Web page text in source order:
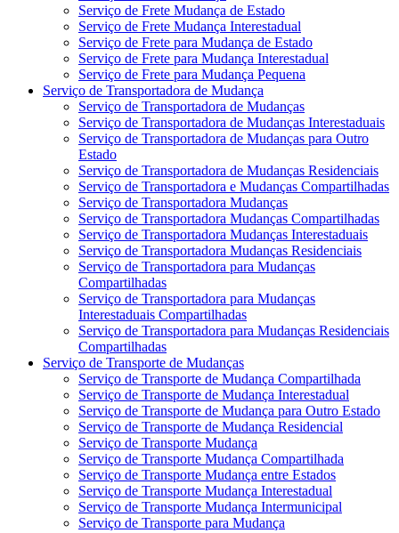
Serviço de Frete Mudança de Estado
Serviço de Frete Mudança Interestadual
Serviço de Frete para Mudança de Estado
Serviço de Frete para Mudança Interestadual
Serviço de Frete para Mudança Pequena
Serviço de Transportadora de Mudança
Serviço de Transportadora de Mudanças
Serviço de Transportadora de Mudanças Interestaduais
Serviço de Transportadora de Mudanças para Outro
Estado
Serviço de Transportadora de Mudanças Residenciais
Serviço de Transportadora e Mudanças Compartilhadas
Serviço de Transportadora Mudanças
Serviço de Transportadora Mudanças Compartilhadas
Serviço de Transportadora Mudanças Interestaduais
Serviço de Transportadora Mudanças Residenciais
Serviço de Transportadora para Mudanças
Compartilhadas
Serviço de Transportadora para Mudanças
Interestaduais Compartilhadas
Serviço de Transportadora para Mudanças Residenciais
Compartilhadas
Serviço de Transporte de Mudanças
Serviço de Transporte de Mudança Compartilhada
Serviço de Transporte de Mudança Interestadual
Serviço de Transporte de Mudança para Outro Estado
Serviço de Transporte de Mudança Residencial
Serviço de Transporte Mudança
Serviço de Transporte Mudança Compartilhada
Serviço de Transporte Mudança entre Estados
Serviço de Transporte Mudança Interestadual
Serviço de Transporte Mudança Intermunicipal
Serviço de Transporte para Mudança